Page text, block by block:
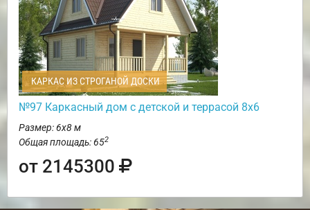
КАРКАС ИЗ СТРОГАНОЙ ДОСКИ
№97 Каркасный дом с детской и террасой 8х6
Размер: 6х8 м
Общая площадь: 652
от 2145300